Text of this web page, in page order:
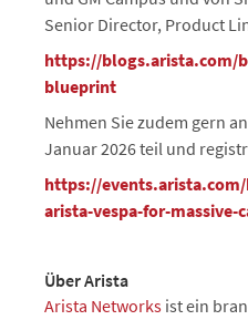
Senior Director, Product
https://blogs.arista.com/
blueprint
Nehmen Sie zudem gern
Januar 2026 teil und
https://
arista-vespa-for-
Über Arista
Arista Networks ist ein